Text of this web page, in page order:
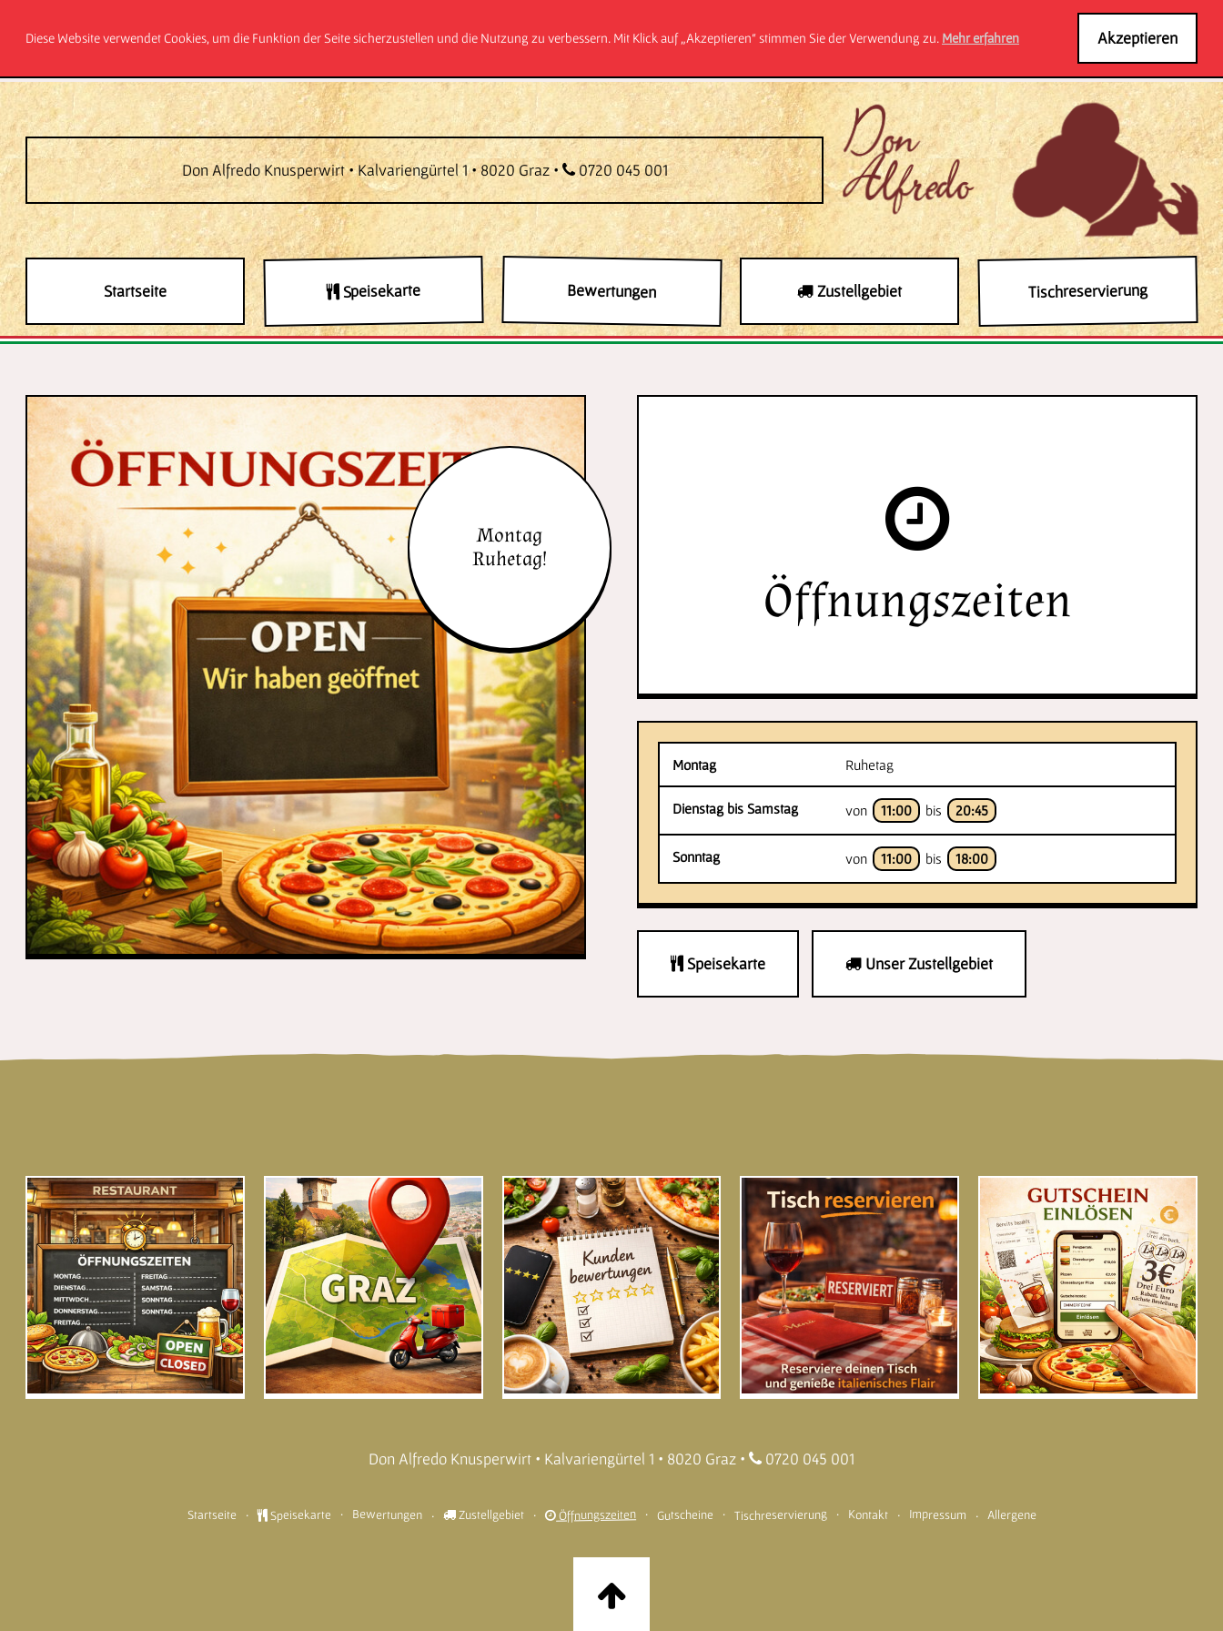
Don Alfredo Knusperwirt • Kalvariengürtel 1 • 8020 Graz • 0720 045 001
Startseite Speisekarte Bewertungen Zustellgebiet Tischreservierung
Montag
Ruhetag!
Öffnungszeiten
Montag Ruhetag
Dienstag bis Samstag von 11:00 bis 20:45
Sonntag von 11:00 bis 18:00
Speisekarte Unser Zustellgebiet
Don Alfredo Knusperwirt • Kalvariengürtel 1 • 8020 Graz • 0720 045 001
Startseite Speisekarte Bewertungen Zustellgebiet Öffnungszeiten Gutscheine Tischreservierung Kontakt Impressum Allergene
Diese Website verwendet Cookies, um die Funktion der Seite sicherzustellen und die Nutzung zu verbessern. Mit Klick auf „Akzeptieren“ stimmen Sie der Verwendung zu. Mehr erfahren Akzeptieren